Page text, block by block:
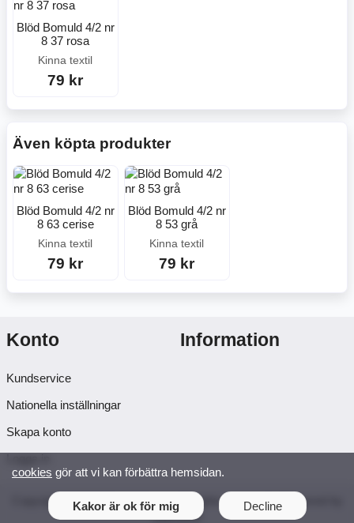
Blöd Bomuld 4/2 nr
8 37 rosa
Kinna textil
79 kr
Även köpta produkter
Blöd Bomuld 4/2 nr
8 63 cerise
Kinna textil
79 kr
Blöd Bomuld 4/2 nr
8 53 grå
Kinna textil
79 kr
cookies gör att vi kan förbättra hemsidan.
Kakor är ok för mig Decline
Konto
Kundservice
Nationella inställningar
Skapa konto
Information
Copyright © 2026 Syosticka.se. All rights reserved · Powered by
LiteCart®